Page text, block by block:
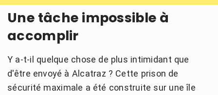
Une tâche impossible à
accomplir
Y a-t-il quelque chose de plus intimidant que
d'être envoyé à Alcatraz ? Cette prison de
sécurité maximale a été construite sur une île